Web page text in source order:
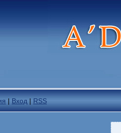
| Вход | RSS